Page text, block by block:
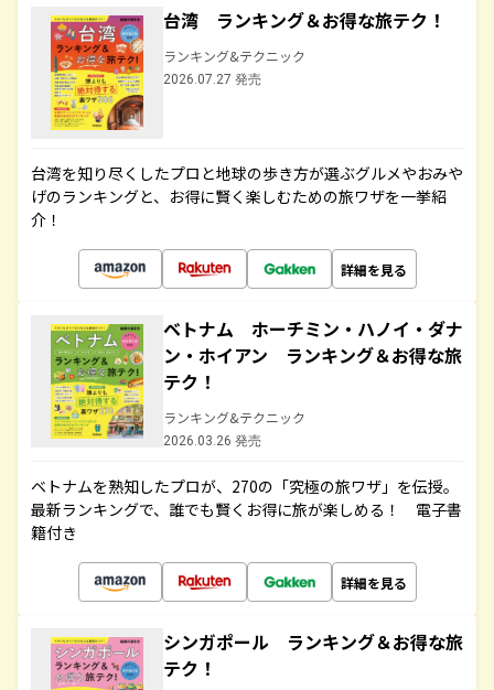
台湾 ランキング＆お得な旅テク！
ランキング&テクニック
2026.07.27 発売
台湾を知り尽くしたプロと地球の歩き方が選ぶグルメやおみや
げのランキングと、お得に賢く楽しむための旅ワザを一挙紹
介！
詳細を見る
ベトナム ホーチミン・ハノイ・ダナ
ン・ホイアン ランキング＆お得な旅
テク！
ランキング&テクニック
2026.03.26 発売
ベトナムを熟知したプロが、270の「究極の旅ワザ」を伝授。
最新ランキングで、誰でも賢くお得に旅が楽しめる！ 電子書
籍付き
詳細を見る
シンガポール ランキング＆お得な旅
テク！